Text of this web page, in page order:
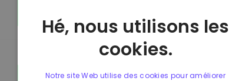
0.864917 € 0.00% 3.5B €
Hé, nous utilisons les
cookies.
Notre site Web utilise des cookies pour améliorer